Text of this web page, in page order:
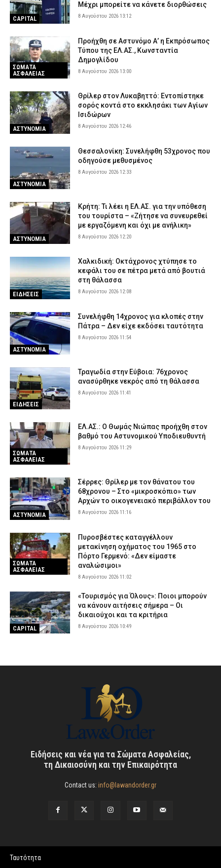
CAPITAL
Μέχρι μπορείτε να κάνετε διορθώσεις
8 Αυγούστου 2026 13:12
ΣΩΜΑΤΑ
ΑΣΦΑΛΕΙΑΣ
Προήχθη σε Αστυνόμο Α’ η Εκπρόσωπος
Τύπου της ΕΛ.ΑΣ., Κωνσταντία
Δημογλίδου
8 Αυγούστου 2026 13:00
ΑΣΤΥΝΟΜΙΑ
Θρίλερ στον Λυκαβηττό: Εντοπίστηκε
σορός κοντά στο εκκλησάκι των Αγίων
Ισιδώρων
8 Αυγούστου 2026 12:46
ΑΣΤΥΝΟΜΙΑ
Θεσσαλονίκη: Συνελήφθη 53χρονος που
οδηγούσε μεθυσμένος
8 Αυγούστου 2026 12:33
ΑΣΤΥΝΟΜΙΑ
Κρήτη: Τι λέει η ΕΛ.ΑΣ. για την υπόθεση
του τουρίστα – «Ζήτησε να συνευρεθεί
με εργαζόμενη και όχι με ανήλικη»
8 Αυγούστου 2026 12:20
ΕΙΔΗΣΕΙΣ
Χαλκιδική: Οκτάχρονος χτύπησε το
κεφάλι του σε πέτρα μετά από βουτιά
στη θάλασσα
8 Αυγούστου 2026 12:08
ΑΣΤΥΝΟΜΙΑ
Συνελήφθη 14χρονος για κλοπές στην
Πάτρα – Δεν είχε εκδόσει ταυτότητα
8 Αυγούστου 2026 11:54
ΕΙΔΗΣΕΙΣ
Τραγωδία στην Εύβοια: 76χρονος
ανασύρθηκε νεκρός από τη θάλασσα
8 Αυγούστου 2026 11:41
ΣΩΜΑΤΑ
ΑΣΦΑΛΕΙΑΣ
ΕΛ.ΑΣ.: Ο Θωμάς Νιώπας προήχθη στον
βαθμό του Αστυνομικού Υποδιευθυντή
8 Αυγούστου 2026 11:29
ΑΣΤΥΝΟΜΙΑ
Σέρρες: Θρίλερ με τον θάνατου του
68χρονου – Στο «μικροσκόπιο» των
Αρχών το οικογενειακό περιβάλλον του
8 Αυγούστου 2026 11:16
ΣΩΜΑΤΑ
ΑΣΦΑΛΕΙΑΣ
Πυροσβέστες καταγγέλλουν
μετακίνηση οχήματος του 1965 στο
Πόρτο Γερμενό: «Δεν είμαστε
αναλώσιμοι»
8 Αυγούστου 2026 11:02
CAPITAL
«Τουρισμός για Όλους»: Ποιοι μπορούν
να κάνουν αιτήσεις σήμερα – Οι
δικαιούχοι και τα κριτήρια
8 Αυγούστου 2026 10:49
Ειδήσεις και νέα για τα Σώματα Ασφαλείας,
τη Δικαιοσύνη και την Επικαιρότητα
Contact us: info@lawandorder.gr
Ταυτότητα